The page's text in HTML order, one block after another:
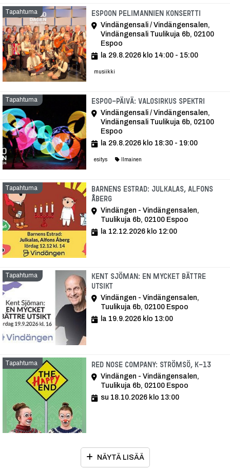
Tapahtuma Espoon pelimannien konsertti
Vindängensali / Vindängensalen,
Vindängensali Tuulikuja 6b, 02100
Espoo
la 29.8.2026 klo 14:00 - 15:00
musiikki
Tapahtuma Espoo-päivä: Valosirkus Spektri
Vindängensali / Vindängensalen,
Vindängensali Tuulikuja 6b, 02100
Espoo
la 29.8.2026 klo 18:30 - 19:00
esitys Ilmainen
Tapahtuma
Barnens Estrad: Julkalas, Alfons
Åberg
Vindängen - Vindängensalen,
Tuulikuja 6b, 02100 Espoo
la 12.12.2026 klo 12:00
Tapahtuma
Kent Sjöman: En mycket bättre
utsikt
Vindängen - Vindängensalen,
Tuulikuja 6b, 02100 Espoo
la 19.9.2026 klo 13:00
Tapahtuma Red Nose Company: Strömsö, K-13
Vindängen - Vindängensalen,
Tuulikuja 6b, 02100 Espoo
su 18.10.2026 klo 13:00
NÄYTÄ LISÄÄ